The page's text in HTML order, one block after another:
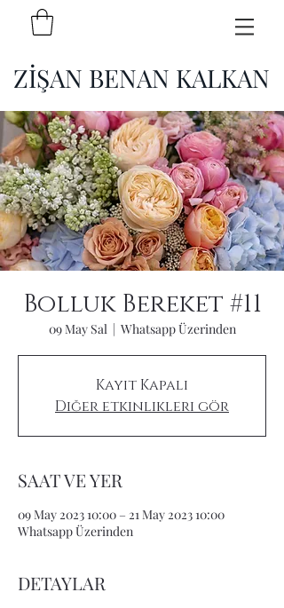
ZİŞAN BENAN KALKAN
Bolluk Bereket #11
09 May Sal
  |
Whatsapp Üzerinden
Kayıt Kapalı
Diğer etkinlikleri gör
SAAT VE YER
09 May 2023 10:00 – 21 May 2023 10:00
Whatsapp Üzerinden
DETAYLAR